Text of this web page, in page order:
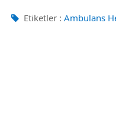
Etiketler : Ambulans